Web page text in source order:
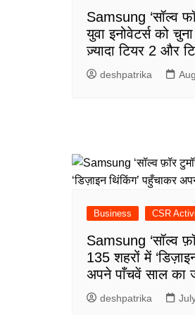
Samsung ‘सॉल्व
युवा इनोवेटर्स को
ज़्यादा टियर 2 और
deshpatrika
Business CSR
Samsung ‘सॉल्व
135 शहरों में
अपने पाँचवें साल का
deshpatrika